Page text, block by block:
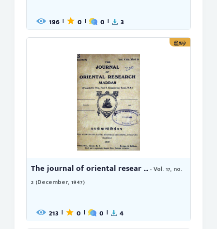
196 | 0 | 0 | 3
இதழ்
The journal of oriental resear ...- Vol. 17, no.
2 (December, 1947)
213 | 0 | 0 | 4